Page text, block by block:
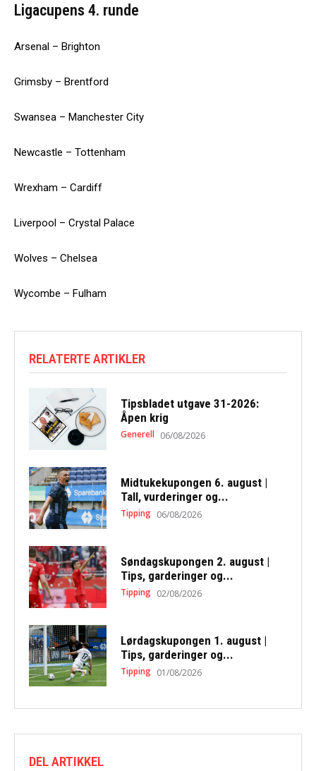
Ligacupens 4. runde
Arsenal – Brighton
Grimsby – Brentford
Swansea – Manchester City
Newcastle – Tottenham
Wrexham – Cardiff
Liverpool – Crystal Palace
Wolves – Chelsea
Wycombe – Fulham
RELATERTE ARTIKLER
Tipsbladet utgave 31-2026:
Åpen krig
Generell 06/08/2026
Midtukekupongen 6. august |
Tall, vurderinger og...
Tipping 06/08/2026
Søndagskupongen 2. august |
Tips, garderinger og...
Tipping 02/08/2026
Lørdagskupongen 1. august |
Tips, garderinger og...
Tipping 01/08/2026
DEL ARTIKKEL